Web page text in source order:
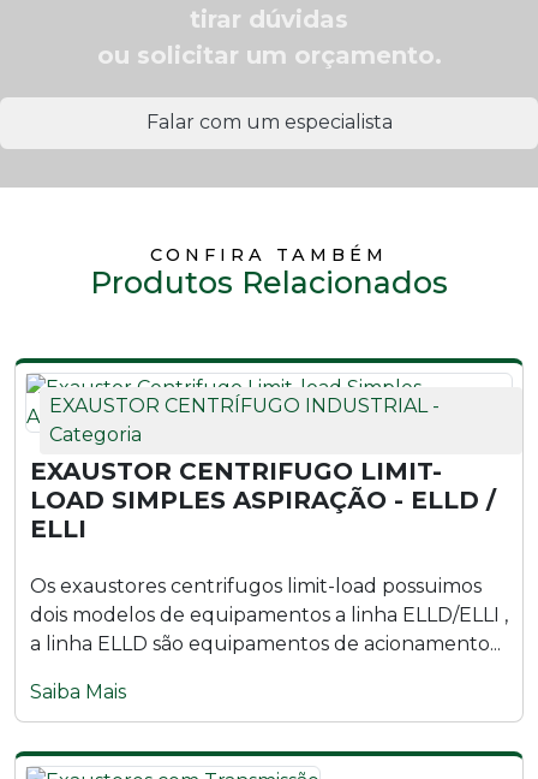
tirar dúvidas
ou solicitar um orçamento.
Falar com um especialista
CONFIRA TAMBÉM
Produtos Relacionados
EXAUSTOR CENTRÍFUGO INDUSTRIAL -
Categoria
EXAUSTOR CENTRIFUGO LIMIT-
LOAD SIMPLES ASPIRAÇÃO - ELLD /
ELLI
Os exaustores centrifugos limit-load possuimos
dois modelos de equipamentos a linha ELLD/ELLI ,
a linha ELLD são equipamentos de acionamento...
Saiba Mais